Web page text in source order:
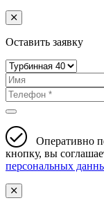
Оставить заявку
Оперативно
кнопку, вы
персональных